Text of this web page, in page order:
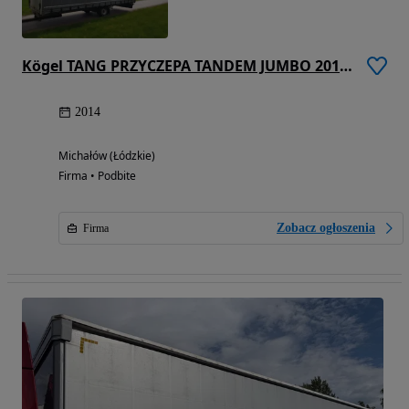
Kögel TANG PRZYCZEPA TANDEM JUMBO 2014 ZAMINA
2014
Michałów (Łódzkie)
Firma • Podbite
Firma Zobacz ogłoszenia